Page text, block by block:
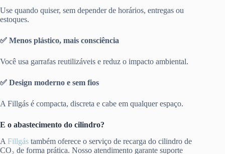
Use quando quiser, sem depender de horários, entregas ou
estoques.
✅ Menos plástico, mais consciência
Você usa garrafas reutilizáveis e reduz o impacto ambiental.
✅ Design moderno e sem fios
A Fillgás é compacta, discreta e cabe em qualquer espaço.
E o abastecimento do cilindro?
A Fillgás também oferece o serviço de recarga do cilindro de
CO₂ de forma prática. Nosso atendimento garante suporte